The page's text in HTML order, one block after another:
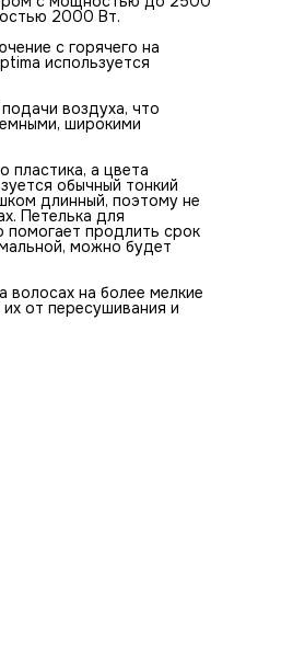
защищают их от пересушивания и
2000 Вт.
с горячего на
используется
воздуха, что
широкими
пластика, а цвета
обычный тонкий
длинный, поэтому не
Петелька для
помогает продлить срок
можно будет
на более мелкие
от пересушивания и